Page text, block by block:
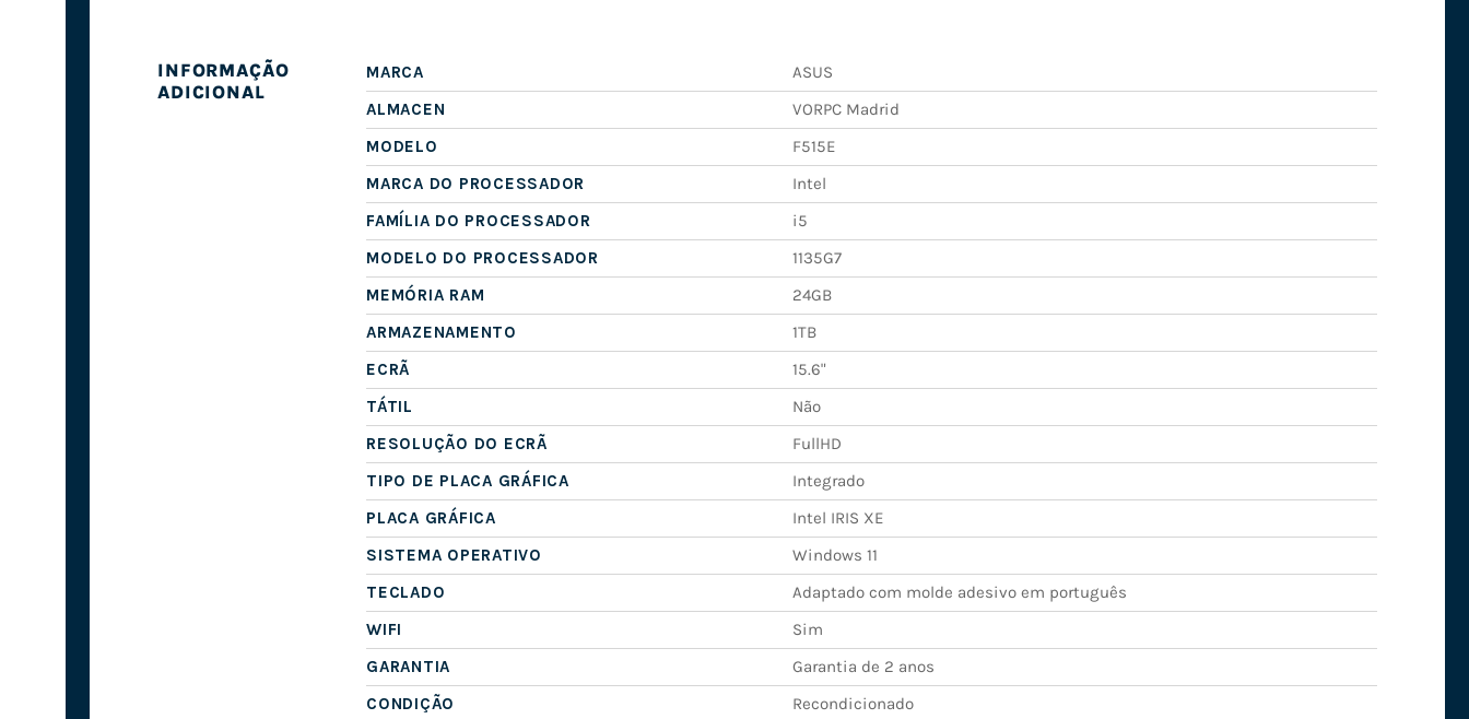
INFORMAÇÃO
ADICIONAL
MARCA
ASUS
ALMACEN
VORPC Madrid
MODELO
F515E
MARCA DO PROCESSADOR
Intel
FAMÍLIA DO PROCESSADOR
i5
MODELO DO PROCESSADOR
1135G7
MEMÓRIA RAM
24GB
ARMAZENAMENTO
1TB
ECRÃ
15.6"
TÁTIL
Não
RESOLUÇÃO DO ECRÃ
FullHD
TIPO DE PLACA GRÁFICA
Integrado
PLACA GRÁFICA
Intel IRIS XE
SISTEMA OPERATIVO
Windows 11
TECLADO
Adaptado com molde adesivo em português
WIFI
Sim
GARANTIA
Garantia de 2 anos
CONDIÇÃO
Recondicionado